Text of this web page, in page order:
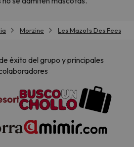
Morzine Les Mazots Des Fees
éxito del grupo y principales